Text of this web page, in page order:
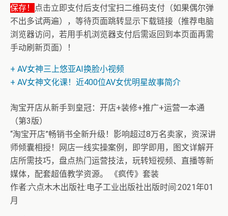
保存！
点击立即支付后支付宝扫二维码支付（如果偶尔弹
不出多试两遍），等待页面跳转显示下载链接（推荐电脑
浏览器访问，若用手机浏览器支付后需返回到本页面再需
手动刷新页面）！
+ AV女神三上悠亚AI换脸小视频
+ AV女神文化课！近400位AV女优明星故事简介
淘宝开店从新手到皇冠：开店+装修+推广+运营一本通
（第3版）
“淘宝开店”畅销书全新升级！影响超过8万名卖家，资深讲
师倾囊相授！网店一线实操案例，即学即用，图文详解开
店所需技巧，盘点热门运营技法，玩转短视频、直播等新
媒体，配套超值教学资源。 《疯传》套装
作者:六点木木出版社:电子工业出版社出版时间:2021年01
月